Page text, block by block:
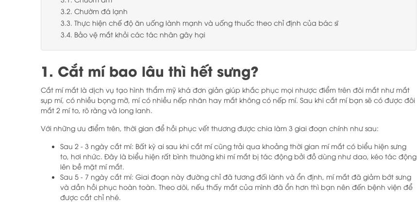
3.2. Chườm đá lạnh
3.3. Thực hiện chế độ ăn uống lành mạnh và uống thuốc theo chỉ định của bác sĩ
3.4. Bảo vệ mắt khỏi các tác nhân gây hại
1. Cắt mí bao lâu thì hết sưng?
Cắt mí mắt là dịch vụ tạo hình thẩm mỹ khá đơn giản giúp khắc phục mọi nhược điểm trên đôi mắt như mắt
sụp mí, có nhiều bọng mỡ, mí có nhiều nếp nhăn hay mắt không có nếp mí. Sau khi cắt mí bạn sẽ có được đôi
mắt 2 mí to, rõ ràng và long lanh.
Với những ưu điểm trên, thời gian để hồi phục vết thương được chia làm 3 giai đoạn chính như sau:
Sau 2 - 3 ngày cắt mí: Bất kỳ ai sau khi cắt mí cũng trải qua khoảng thời gian mí mắt có biểu hiện sưng
to, hơi nhức. Đây là biểu hiện rất bình thường khi mí mắt bị tác động bởi đồ dùng như dao, kéo tác động
lên bề mặt mí mắt.
Sau 5 - 7 ngày cắt mí: Giai đoạn này đường chỉ đã tương đối lành và ổn định, mí mắt đã giảm bớt sưng
và dần hồi phục hoàn toàn. Theo dõi, nếu thấy mắt của mình đã ổn hơn thì bạn nên đến bệnh viện để
được cắt chỉ nhé.